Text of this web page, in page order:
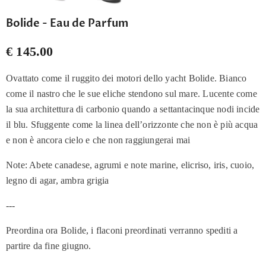
Bolide - Eau de Parfum
€ 145.00
Ovattato come il ruggito dei motori dello yacht Bolide. Bianco
come il nastro che le sue eliche stendono sul mare. Lucente come
la sua architettura di carbonio quando a settantacinque nodi incide
il blu. Sfuggente come la linea dell’orizzonte che non è più acqua
e non è ancora cielo e che non raggiungerai mai
Note: Abete canadese, agrumi e note marine, elicriso, iris, cuoio,
legno di agar, ambra grigia
---
Preordina ora Bolide, i flaconi preordinati verranno spediti a
partire da fine giugno.